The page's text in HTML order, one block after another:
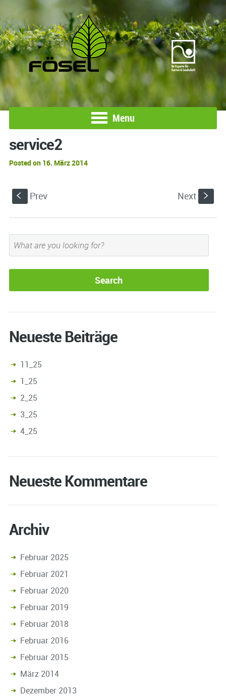
Menu
service2
Posted on 16. März 2014
S Prev Next s
Neueste Beiträge
11_25
1_25
2_25
3_25
4_25
Neueste Kommentare
Archiv
Februar 2025
Februar 2021
Februar 2020
Februar 2019
Februar 2018
Februar 2016
Februar 2015
März 2014
Dezember 2013